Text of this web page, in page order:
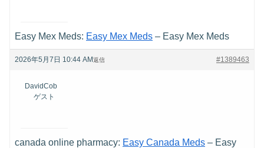
Easy Mex Meds: Easy Mex Meds – Easy Mex Meds
2026年5月7日 10:44 AM #1389463
返信
DavidCob
ゲスト
canada online pharmacy: Easy Canada Meds – Easy